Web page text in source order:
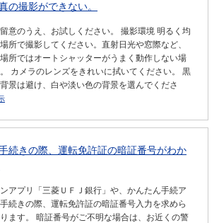
の撮影ができない。
意のうえ、お試しください。 撮影環境 明るく均
所で撮影してください。直射日光や窓際など、
所ではオートシャッターがうまく動作しない場
カメラのレンズをきれいに拭いてください。 黒
景は避け、白や淡い色の背景を選んでくださ
続きの際、運転免許証の暗証番号がわか
アプリ「三菱ＵＦＪ銀行」や、かんたん手続ア
続きの際、運転免許証の暗証番号入力を求めら
ます。 暗証番号がご不明な場合は、お近くの警